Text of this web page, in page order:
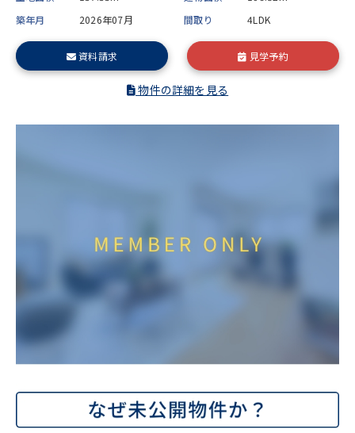
築年月
2026年07月 間取り 4LDK
資料請求 見学予約
物件の詳細を見る